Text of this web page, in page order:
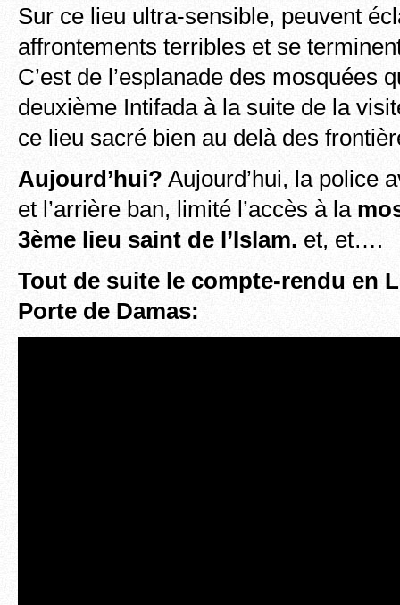
Sur ce lieu ultra-sensible, peuvent
affrontements terribles et se
C’est de l’esplanade des mosquées
deuxième Intifada à la suite de la
ce lieu sacré bien au delà des
Aujourd’hui? Aujourd’hui, la police
et l’arrière ban, limité l’accès à la
3ème lieu saint de l’Islam. et, et….
Tout de suite le compte-rendu en
Porte de Damas: